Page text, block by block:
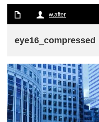
w.after
eye16_compressed